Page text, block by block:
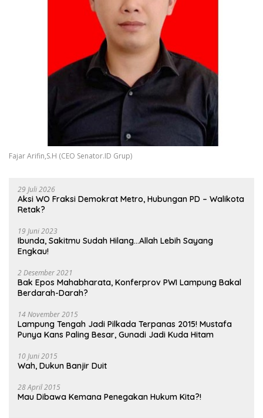
Fajar Arifin,S.H (CEO Senator.ID Grup)
29 Juli 2026
Aksi WO Fraksi Demokrat Metro, Hubungan PD – Walikota
Retak?
19 Juni 2023
Ibunda, Sakitmu Sudah Hilang…Allah Lebih Sayang
Engkau!
2 Desember 2021
Bak Epos Mahabharata, Konferprov PWI Lampung Bakal
Berdarah-Darah?
14 November 2015
Lampung Tengah Jadi Pilkada Terpanas 2015! Mustafa
Punya Kans Paling Besar, Gunadi Jadi Kuda Hitam
10 Juni 2015
Wah, Dukun Banjir Duit
28 April 2015
Mau Dibawa Kemana Penegakan Hukum Kita?!